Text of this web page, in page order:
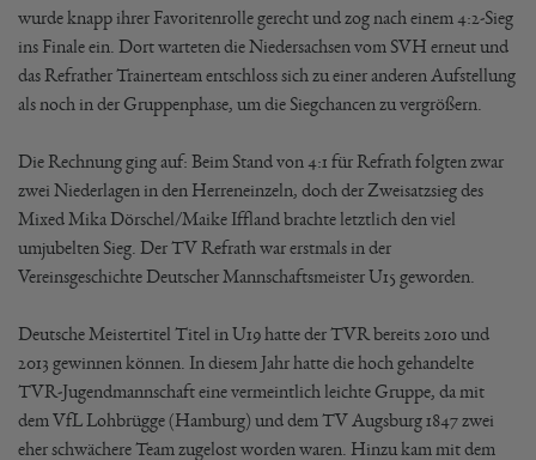
wurde knapp ihrer Favoritenrolle gerecht und zog nach einem 4:2-Sieg
ins Finale ein. Dort warteten die Niedersachsen vom SVH erneut und
das Refrather Trainerteam entschloss sich zu einer anderen Aufstellung
als noch in der Gruppenphase, um die Siegchancen zu vergrößern.
Die Rechnung ging auf: Beim Stand von 4:1 für Refrath folgten zwar
zwei Niederlagen in den Herreneinzeln, doch der Zweisatzsieg des
Mixed Mika Dörschel/Maike Iffland brachte letztlich den viel
umjubelten Sieg. Der TV Refrath war erstmals in der
Vereinsgeschichte Deutscher Mannschaftsmeister U15 geworden.
Deutsche Meistertitel Titel in U19 hatte der TVR bereits 2010 und
2013 gewinnen können. In diesem Jahr hatte die hoch gehandelte
TVR-Jugendmannschaft eine vermeintlich leichte Gruppe, da mit
dem VfL Lohbrügge (Hamburg) und dem TV Augsburg 1847 zwei
eher schwächere Team zugelost worden waren. Hinzu kam mit dem